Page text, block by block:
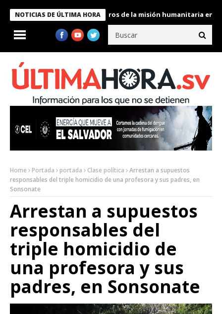
NOTICIAS DE ÚLTIMA HORA
Bukele condecora a miembros de la misión humanitaria enviada
Home Portada portada Clase política
Arrestan a supuestos
responsables del triple homicidio de una profesora y sus padres, en
Sonsonate
Arrestan a supuestos
responsables del
triple homicidio de
una profesora y sus
padres, en Sonsonate